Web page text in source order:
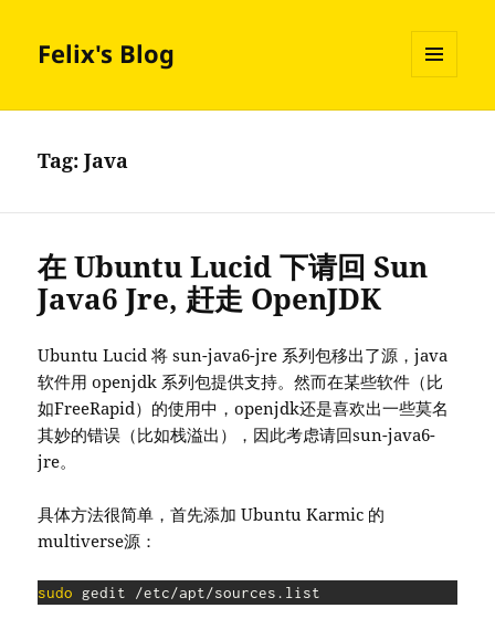
Felix's Blog
AND
Tag:Java
在 Ubuntu Lucid 下请回 Sun
Java6 Jre, 赶走 OpenJDK
Ubuntu Lucid 将 sun-java6-jre 系列包移出了源，java
软件用 openjdk 系列包提供支持。然而在某些软件（比
如FreeRapid）的使用中，openjdk还是喜欢出一些莫名
其妙的错误（比如栈溢出），因此考虑请回sun-java6-
jre。
具体方法很简单，首先添加 Ubuntu Karmic 的
multiverse源：
sudo